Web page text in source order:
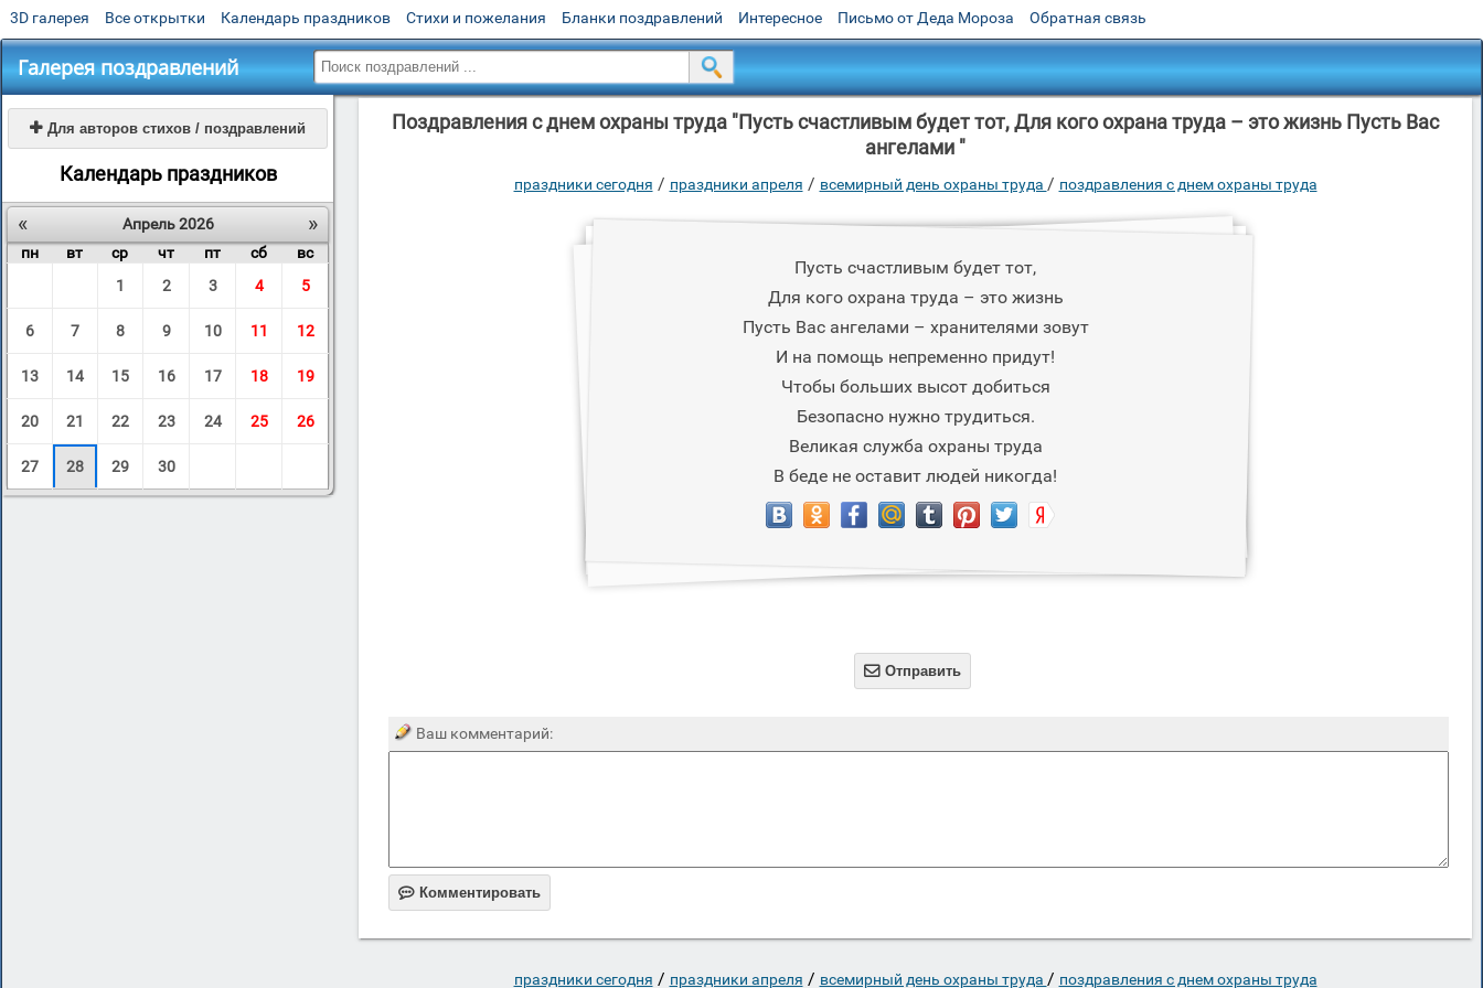
3D галерея Все открытки Календарь праздников Стихи и пожелания Бланки поздравлений Интересное Письмо от Деда Мороза Обратная связь
Галерея поздравлений
 Для авторов стихов / поздравлений
Календарь праздников
« »
Апрель 2026
пн
вт ср чт пт сб
вс
1
2 3 4 5
6 7 8 9 10 11 12
13 14 15 16 17 18 19
20 21 22 23 24 25 26
27 28 29 30
Поздравления с днем охраны труда "Пусть счастливым будет тот, Для кого охрана труда – это жизнь Пусть Вас
ангелами "
праздники сегодня / праздники апреля / всемирный день охраны труда / поздравления с днем охраны труда
Пусть счастливым будет тот,
Для кого охрана труда – это жизнь
Пусть Вас ангелами – хранителями зовут
И на помощь непременно придут!
Чтобы больших высот добиться
Безопасно нужно трудиться.
Великая служба охраны труда
В беде не оставит людей никогда!
 Отправить
Ваш комментарий:
 Комментировать
праздники сегодня / праздники апреля / всемирный день охраны труда / поздравления с днем охраны труда